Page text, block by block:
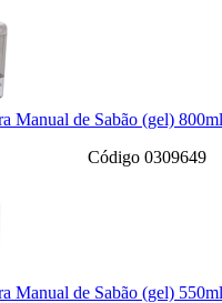
Manual de Sabão (gel)
Código 0309649
Manual de Sabão (gel)